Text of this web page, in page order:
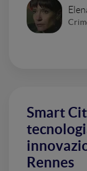
Smart
Rennes